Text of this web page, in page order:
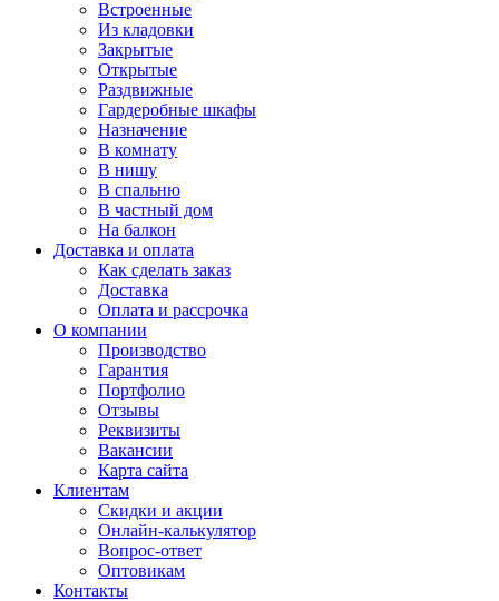
Встроенные
Из кладовки
Закрытые
Открытые
Раздвижные
Гардеробные шкафы
Назначение
В комнату
В нишу
В спальню
В частный дом
На балкон
Доставка и оплата
Как сделать заказ
Доставка
Оплата и рассрочка
О компании
Производство
Гарантия
Портфолио
Отзывы
Реквизиты
Вакансии
Карта сайта
Клиентам
Скидки и акции
Онлайн-калькулятор
Вопрос-ответ
Оптовикам
Контакты